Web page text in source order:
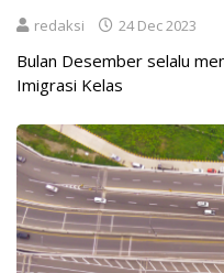
redaksi 24 Dec 2023
Bulan Desember selalu
Imigrasi Kelas